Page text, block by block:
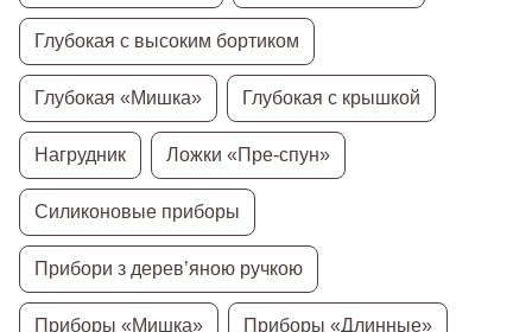
Глубокая с высоким бортиком
Глубокая «Мишка» Глубокая с крышкой
Нагрудник Ложки «Пре-спун»
Силиконовые приборы
Прибори з дерев’яною ручкою
Приборы «Мишка» Приборы «Длинные»